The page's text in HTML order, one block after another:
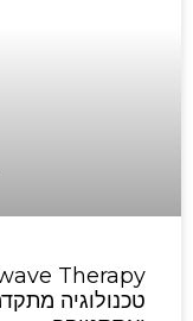
טכנולוגיה